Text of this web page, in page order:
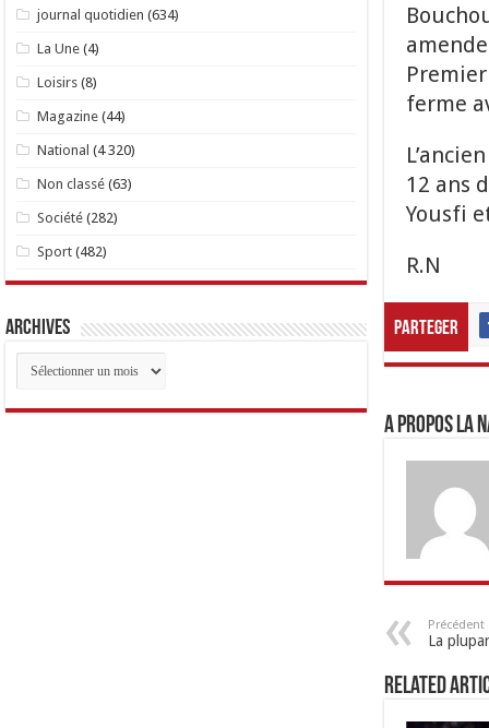
ferme
12 ans
Yousfi
R.N
Parteger
A propos LA
Précédent
La
Related
journal quotidien (634)
La Une (4)
Loisirs (8)
Magazine (44)
National (4 320)
Non classé (63)
Société (282)
Sport (482)
Archives
Archives